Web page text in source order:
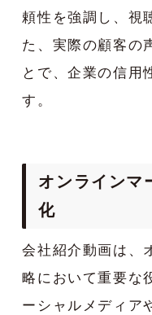
頼性を強調し、視
た、実際の顧客の
とで、企業の信用
す。
オンラインマ
化
会社紹介動画は、
略において重要な
ーシャルメディア